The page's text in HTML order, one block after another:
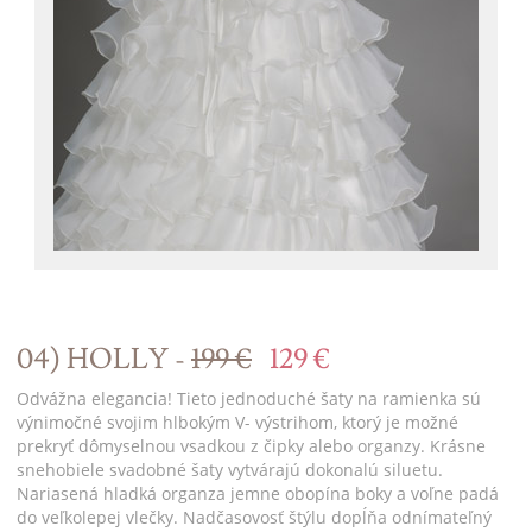
04) HOLLY -199 € 129 €
Odvážna elegancia! Tieto jednoduché šaty na ramienka sú
výnimočné svojim hlbokým V- výstrihom, ktorý je možné
prekryť dômyselnou vsadkou z čipky alebo organzy. Krásne
snehobiele svadobné šaty vytvárajú dokonalú siluetu.
Nariasená hladká organza jemne obopína boky a voľne padá
do veľkolepej vlečky. Nadčasovosť štýlu dopĺňa odnímateľný